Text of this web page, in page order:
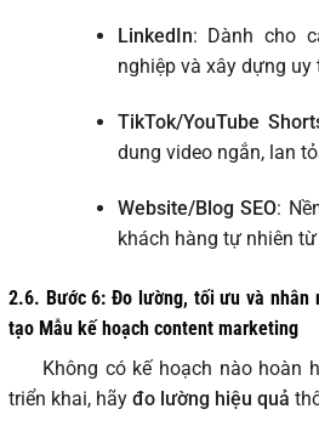
LinkedIn: Dành cho
nghiệp và xây dựng uy
TikTok/YouTube
dung video ngắn, lan
Website/Blog SEO:
khách hàng tự nhiên từ
2.6. Bước 6: Đo lường, tối ưu và nhân
tạo Mẫu kế hoạch content marketing
Không có kế hoạch nào hoàn
triển khai, hãy đo lường hiệu quả